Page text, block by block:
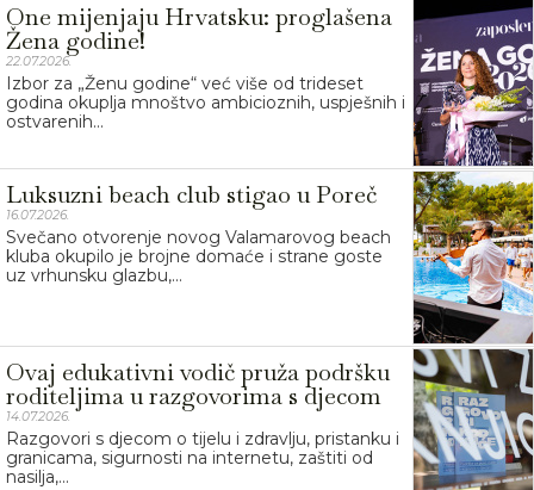
One mijenjaju Hrvatsku: proglašena
Žena godine!
22.07.2026.
Izbor za „Ženu godine“ već više od trideset
godina okuplja mnoštvo ambicioznih, uspješnih i
ostvarenih...
Luksuzni beach club stigao u Poreč
16.07.2026.
Svečano otvorenje novog Valamarovog beach
kluba okupilo je brojne domaće i strane goste
uz vrhunsku glazbu,...
Ovaj edukativni vodič pruža podršku
roditeljima u razgovorima s djecom
14.07.2026.
Razgovori s djecom o tijelu i zdravlju, pristanku i
granicama, sigurnosti na internetu, zaštiti od
nasilja,...